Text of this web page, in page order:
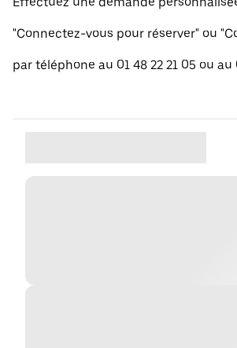
"Connectez-vous pour réserver" ou
par téléphone au 01 48 22 21 05 ou au